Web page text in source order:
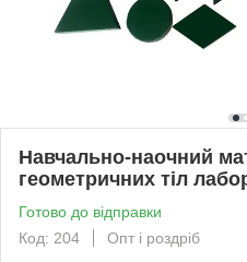
Навчально-наочний
геометричних тіл
Готово до відправки
Код: 204
Опт і роздріб